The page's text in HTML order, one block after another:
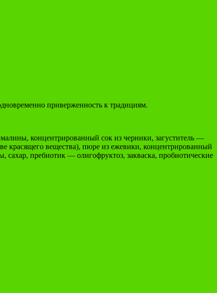
приверженность к традициям.
концентрированный сок из черники, загуститель —
красящего вещества), пюре из ежевики, концентрированный
пребиотик — олигофруктоз, закваска, пробиотические